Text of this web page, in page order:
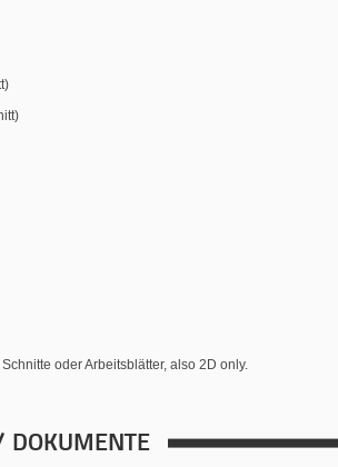
oder Arbeitsblätter, also 2D only.
DOKUMENTE